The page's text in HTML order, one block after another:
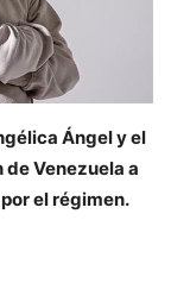
Ángel y el
Venezuela a
el régimen.